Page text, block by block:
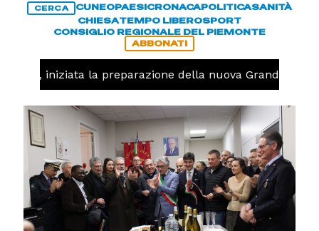
CERCA CUNEOPAESICRONACAPOLITICASANITÀ
CHIESATEMPO LIBEROSPORT
CONSIGLIO REGIONALE DEL PIEMONTE
ABBONATI
iniziata la preparazione della nuova Granda Volley